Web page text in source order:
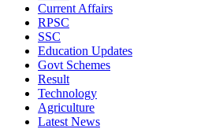
Current Affairs
RPSC
SSC
Education Updates
Govt Schemes
Result
Technology
Agriculture
Latest News